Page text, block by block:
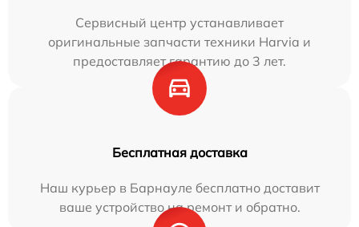
Сервисный центр устанавливает
оригинальные запчасти техники Harvia и
предоставляет гарантию до 3 лет.
Бесплатная доставка
Наш курьер в Барнауле бесплатно доставит
ваше устройство на ремонт и обратно.